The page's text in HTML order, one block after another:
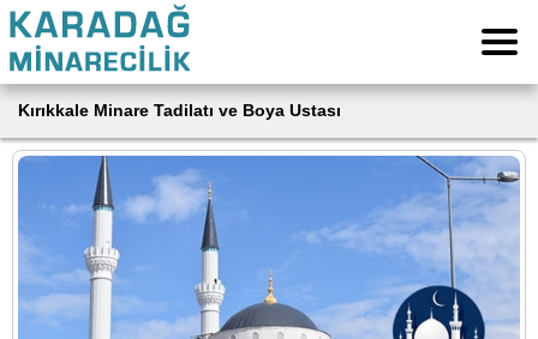
Kırıkkale Minare Tadilatı ve Boya Ustası